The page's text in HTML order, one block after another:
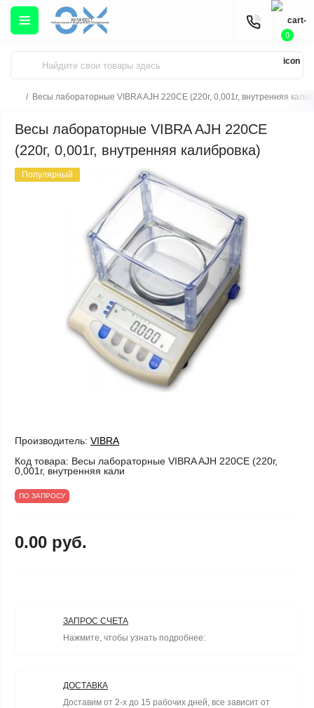
0
Весы лабораторные VIBRA AJH 220CE (220г, 0,001г, внутренняя
Весы лабораторные VIBRA AJH 220CE
(220г, 0,001г, внутренняя калибровка)
Популярный
Производитель: VIBRA
Код товара: Весы лабораторные VIBRA AJH 220CE (220г,
0,001г, внутренняя кали
ПО ЗАПРОСУ
0.00 руб.
ЗАПРОС СЧЕТА
Нажмите, чтобы узнать подробнее:
ДОСТАВКА
Доставим от 2-х до 15 рабочих дней, все зависит от